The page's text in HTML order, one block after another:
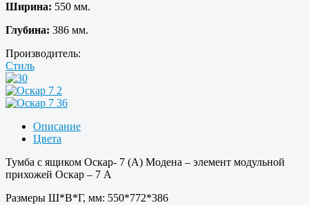
Ширина: 550 мм.
Глубина: 386 мм.
Производитель:
Стиль
Описание
Цвета
Тумба с ящиком Оскар- 7 (А) Модена – элемент модульной
прихожей Оскар – 7 А
Размеры Ш*В*Г, мм: 550*772*386